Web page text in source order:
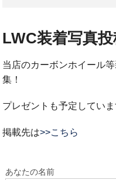
LWC装着写真
当店のカーボンホイール
集！
プレゼントも予定してい
掲載先は>>こちら
あなたの名前